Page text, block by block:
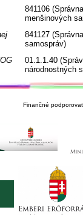
841106
menšinových
841127
samospráv)
01.1.1.40
národnostných
Finančné